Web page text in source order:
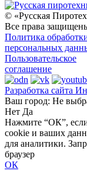
© «Русская
Все права
Политика
персональных
Пользовательское
соглашение
Разработка сайта
Ваш город: Не
Нет Да
Нажмите “ОК”,
cookie и ваших
для аналитики.
браузер
ОК